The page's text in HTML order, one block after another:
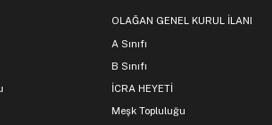
OLAĞAN GENEL KURUL İLANI
A Sınıfı
B Sınıfı
İCRA HEYETİ
Meşk Topluluğu